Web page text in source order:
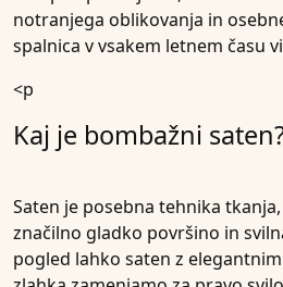
notranjega oblikovanja in
spalnica v vsakem letnem času
<p
Kaj je bombažni
Saten je posebna tehnika
značilno gladko površino in
pogled lahko saten z